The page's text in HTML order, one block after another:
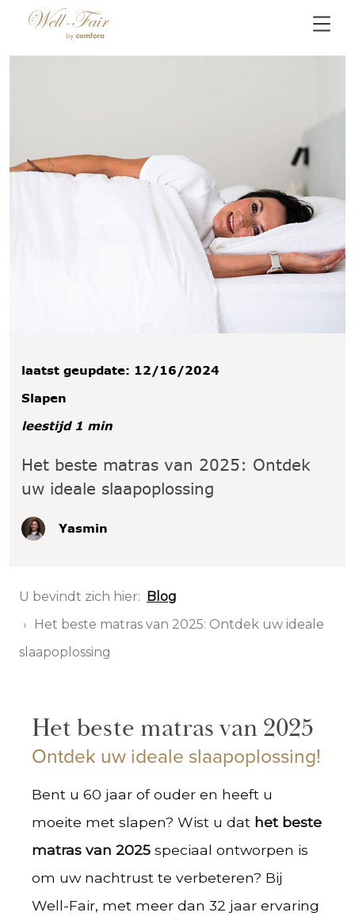
laatst geupdate: 12/16/2024
Slapen
leestijd 1 min
Het beste matras van 2025: Ontdek
uw ideale slaapoplossing
Yasmin
U bevindt zich hier: Blog
Het beste matras van 2025: Ontdek uw ideale
slaapoplossing
Het beste matras van 2025
Ontdek uw ideale slaapoplossing!
Bent u 60 jaar of ouder en heeft u
moeite met slapen? Wist u dat het beste
matras van 2025 speciaal ontworpen is
om uw nachtrust te verbeteren? Bij
Well-Fair, met meer dan 32 jaar ervaring